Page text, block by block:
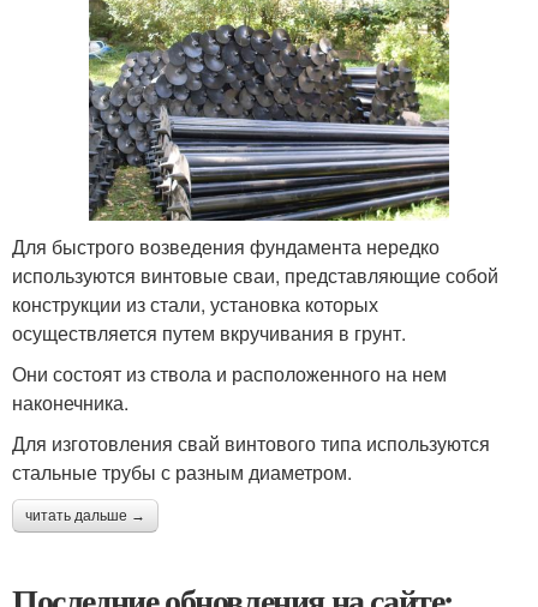
Для быстрого возведения фундамента нередко
используются винтовые сваи, представляющие собой
конструкции из стали, установка которых
осуществляется путем вкручивания в грунт.
Они состоят из ствола и расположенного на нем
наконечника.
Для изготовления свай винтового типа используются
стальные трубы с разным диаметром.
читать дальше →